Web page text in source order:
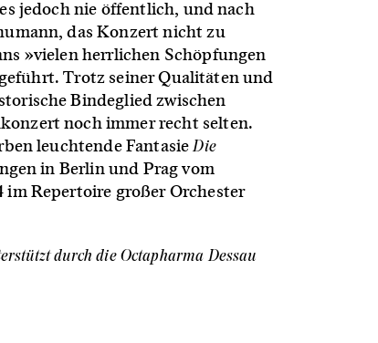
jedoch nie öffentlich, und nach
das Konzert nicht zu
»vielen herrlichen Schöpfungen
Trotz seiner Qualitäten und
Bindeglied zwischen
noch immer recht selten.
leuchtende FantasieDie
in Berlin und Prag vom
Repertoire großer Orchester
durch die Octapharma Dessau